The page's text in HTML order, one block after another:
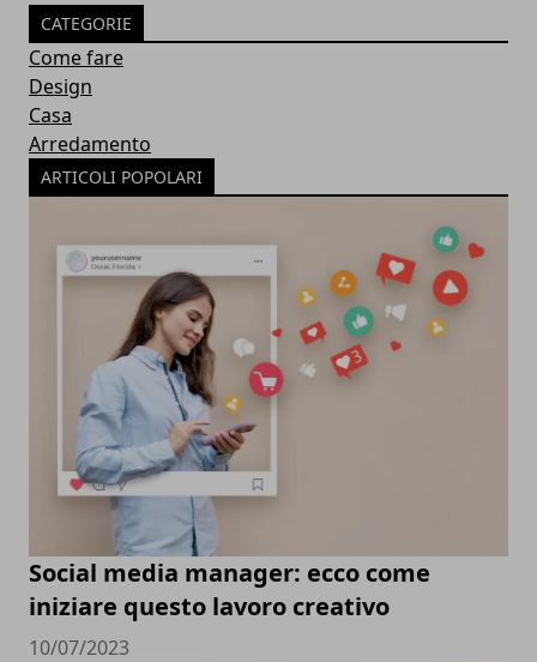
CATEGORIE
Come fare
Design
Casa
Arredamento
ARTICOLI POPOLARI
Social media manager: ecco come
iniziare questo lavoro creativo
10/07/2023